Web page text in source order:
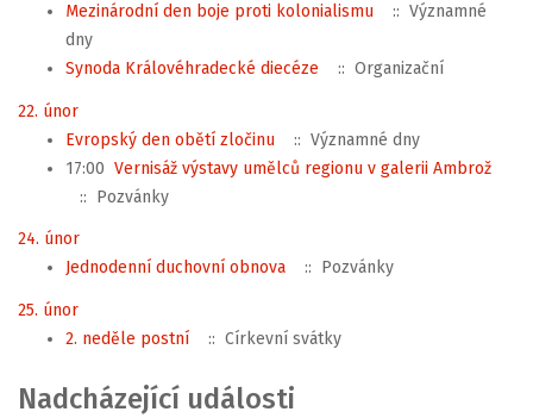
Mezinárodní den boje proti kolonialismu
:: Významné
dny
Synoda Královéhradecké diecéze
:: Organizační
22. únor
Evropský den obětí zločinu
:: Významné dny
17:00 Vernisáž výstavy umělců regionu v galerii Ambrož
:: Pozvánky
24. únor
Jednodenní duchovní obnova
:: Pozvánky
25. únor
2. neděle postní
:: Církevní svátky
Nadcházející události